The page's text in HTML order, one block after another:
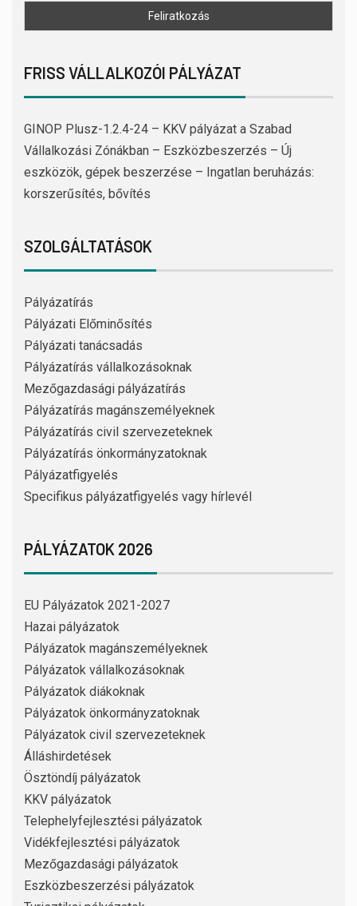
FRISS VÁLLALKOZÓI PÁLYÁZAT
GINOP Plusz-1.2.4-24 – KKV pályázat a Szabad
Vállalkozási Zónákban – Eszközbeszerzés – Új
eszközök, gépek beszerzése – Ingatlan beruházás:
korszerűsítés, bővítés
SZOLGÁLTATÁSOK
Pályázatírás
Pályázati Előminősítés
Pályázati tanácsadás
Pályázatírás vállalkozásoknak
Mezőgazdasági pályázatírás
Pályázatírás magánszemélyeknek
Pályázatírás civil szervezeteknek
Pályázatírás önkormányzatoknak
Pályázatfigyelés
Specifikus pályázatfigyelés vagy hírlevél
PÁLYÁZATOK 2026
EU Pályázatok 2021-2027
Hazai pályázatok
Pályázatok magánszemélyeknek
Pályázatok vállalkozásoknak
Pályázatok diákoknak
Pályázatok önkormányzatoknak
Pályázatok civil szervezeteknek
Álláshirdetések
Ösztöndíj pályázatok
KKV pályázatok
Telephelyfejlesztési pályázatok
Vidékfejlesztési pályázatok
Mezőgazdasági pályázatok
Eszközbeszerzési pályázatok